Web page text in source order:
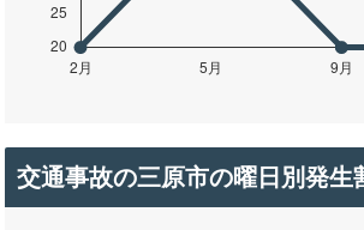
交通事故の三原市の曜日別発生